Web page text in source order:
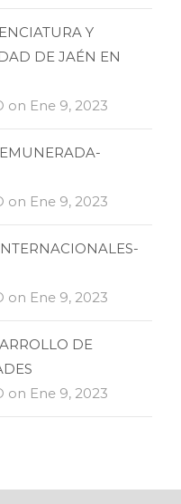
Y
DE JAÉN EN
on Ene 9, 2023
on Ene 9, 2023
on Ene 9, 2023
DE
on Ene 9, 2023